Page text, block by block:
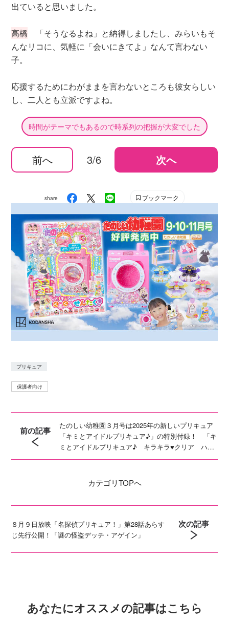
出ていると思いました。
高橋 「そうなるよね」と納得しましたし、みらいもそ
んなリコに、気軽に「会いにきてよ」なんて言わない
子。
応援するためにわがままを言わないところも彼女らしい
し、二人とも立派ですよね。
時間がテーマでもあるので時系列の把握が大変でした
前へ 3/6 次へ
share ブックマーク
プリキュア
保護者向け
前の記事
たのしい幼稚園３月号は2025年の新しいプリキュア
「キミとアイドルプリキュア♪」の特別付録！ 「キ
ミとアイドルプリキュア♪ キラキラ♥クリア ハー
トペンつき おえかきてちょう」
カテゴリTOPへ
８月９日放映「名探偵プリキュア！」第28話あらす
じ先行公開！「謎の怪盗デッチ・アゲイン」
次の記事
あなたにオススメの記事はこちら